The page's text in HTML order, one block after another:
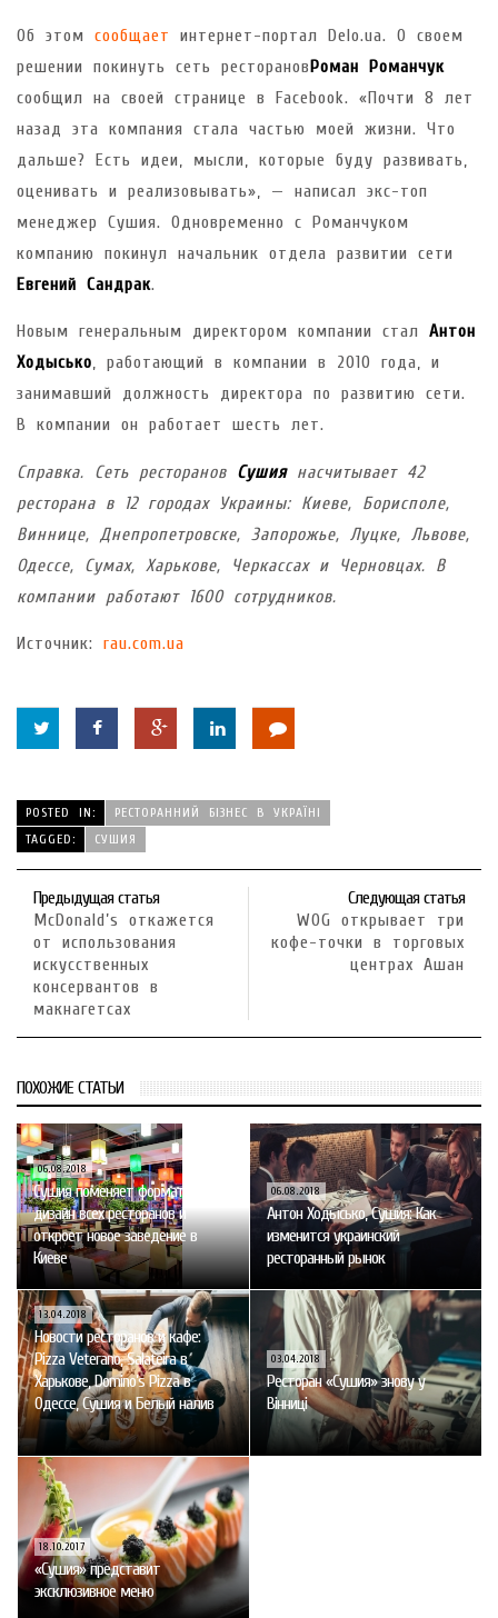
Об этом сообщает
интернет-портал Delo.ua. О своем
решении покинуть сеть ресторановРоман Романчук
сообщил на своей странице в Facebook. «Почти 8 лет
назад эта компания стала частью моей жизни. Что
дальше? Есть идеи, мысли, которые буду развивать,
оценивать и реализовывать», — написал экс-топ
менеджер Сушия. Одновременно с Романчуком
компанию покинул начальник отдела развитии сети
Евгений Сандрак.
Новым генеральным директором компании стал Антон
Ходысько, работающий в компании в 2010 года, и
занимавший должность директора по развитию сети.
В компании он работает шесть лет.
Справка. Сеть ресторанов Сушиянасчитывает 42
ресторана в 12 городах Украины: Киеве, Борисполе,
Виннице, Днепропетровске, Запорожье, Луцке, Львове,
Одессе, Сумах, Харькове, Черкассах и Черновцах. В
компании работают 1600 сотрудников.
Источник: rau.com.ua
POSTED IN:
РЕСТОРАННИЙ БІЗНЕС В УКРАЇНІ
TAGGED:
СУШИЯ
Предыдущая статья
McDonald’s откажется
от использования
искусственных
консервантов в
макнагетсах
Следующая статья
WOG открывает три
кофе-точки в торговых
центрах Ашан
ПОХОЖИЕ СТАТЬИ
06.08.2018
Сушия поменяет формат и
дизайн всех ресторанов и
откроет новое заведение в
Киеве
06.08.2018
Антон Ходысько, Сушия: Как
изменится украинский
ресторанный рынок
13.04.2018
Новости ресторанов и кафе:
Pizza Veterano, Salateira в
Харькове, Domino’s Pizza в
Одессе, Сушия и Белый налив
03.04.2018
Ресторан «Сушия» знову у
Вінниці
18.10.2017
«Сушия» представит
эксклюзивное меню